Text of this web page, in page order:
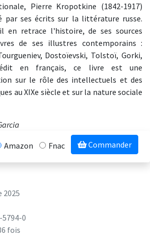
Pierre Kropotkine (1842-1917)
par ses écrits sur la littérature russe.
en retrace l'histoire, de ses sources
de ses illustres contemporains :
Dostoïevski, Tolstoï, Gorki,
en français, ce livre est une
sur le rôle des intellectuels et des
au XIXe siècle et sur la nature sociale
Amazon Fnac Commander
2025
0
fois